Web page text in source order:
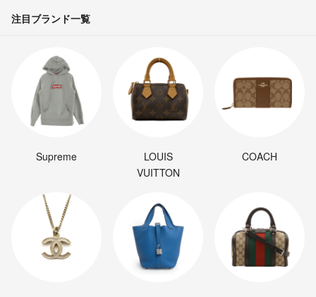
注目ブランド一覧
Supreme
LOUIS
VUITTON
COACH